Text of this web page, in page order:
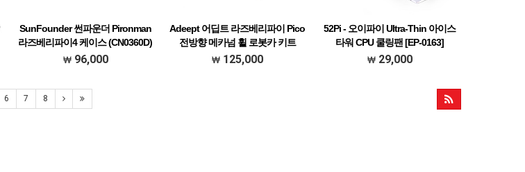
SunFounder 썬파운더 Pironman
라즈베리파이4 케이스 (CN0360D)
96,000
Adeept 어딥트 라즈베리파이 Pico
전방향 메카넘 휠 로봇카 키트
(ADR032)
125,000
52Pi - 오이파이 Ultra-Thin 아이스
타워 CPU 쿨링팬 [EP-0163]
29,000
6 7 8